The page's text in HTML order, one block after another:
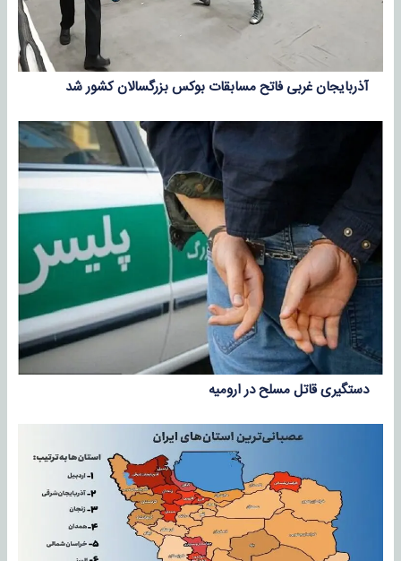
آذربایجان‌ غربی فاتح مسابقات بوکس بزرگسالان کشور شد
دستگیری قاتل مسلح در ارومیه